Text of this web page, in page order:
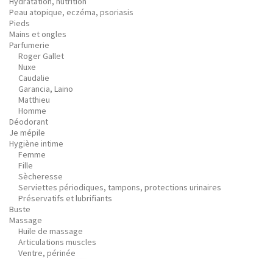
Peau atopique, eczéma, psoriasis
Pieds
Mains et ongles
Parfumerie
Roger Gallet
Nuxe
Caudalie
Garancia, Laino
Matthieu
Homme
Déodorant
Je mépile
Hygiène intime
Femme
Fille
Sècheresse
Serviettes périodiques, tampons, protections urinaires
Préservatifs et lubrifiants
Buste
Massage
Huile de massage
Articulations muscles
Ventre, périnée